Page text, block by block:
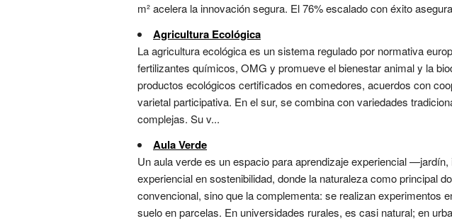
m² acelera la innovación segura. El 76% escalado con éxito
Agricultura Ecológica
La agricultura ecológica es un sistema regulado por normativa
fertilizantes químicos, OMG y promueve el bienestar animal y la
productos ecológicos certificados en comedores, acuerdos con
varietal participativa. En el sur, se combina con variedades
complejas. Su v...
Aula Verde
Un aula verde es un espacio para aprendizaje experiencial
experiencial en sostenibilidad, donde la naturaleza como principal
convencional, sino que la complementa: se realizan experimentos
suelo en parcelas. En universidades rurales, es casi natural; en